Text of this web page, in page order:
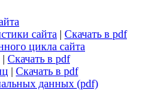
сайта|Скачать в pdf
цикла сайта